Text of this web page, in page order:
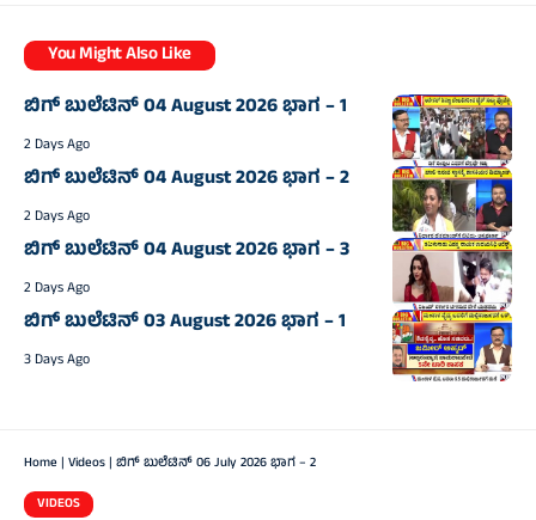
You Might Also Like
ಬಿಗ್‌ ಬುಲೆಟಿನ್‌ 04 August 2026 ಭಾಗ – 1
2 Days Ago
ಬಿಗ್‌ ಬುಲೆಟಿನ್‌ 04 August 2026 ಭಾಗ – 2
2 Days Ago
ಬಿಗ್‌ ಬುಲೆಟಿನ್‌ 04 August 2026 ಭಾಗ – 3
2 Days Ago
ಬಿಗ್‌ ಬುಲೆಟಿನ್‌ 03 August 2026 ಭಾಗ – 1
3 Days Ago
Home| Videos| ಬಿಗ್‌ ಬುಲೆಟಿನ್‌ 06 July 2026 ಭಾಗ – 2
VIDEOS